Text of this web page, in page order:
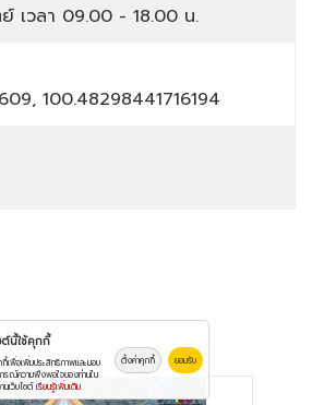
เวลา 09.00 - 18.00 น.
100.48298441716194
ต์นี้ใช้คุกกี้
กี้เพื่อเพิ่มประสิทธิภาพและมอบ
รณ์ความพึงพอใจของท่านใน
นเว็บไซต์เรียนรู้เพิ่มเติม
ตั้งค่าคุกกี้ ยอมรับ